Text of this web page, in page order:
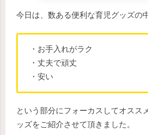
今日は、数ある便利な育児グッズの
・お手入れがラク
・丈夫で頑丈
・安い
という部分にフォーカスしてオスス
ッズをご紹介させて頂きました。